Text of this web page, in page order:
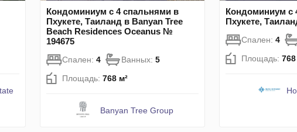
Кондоминиум с 4 спальнями в
Пхукете, Таиланд в Banyan Tree
Beach Residences Oceanus №
194675
Спален: 4 Ванных: 5
Площадь: 768 м²
Banyan Tree Group
Кондоминиум с
Пхукете,
Спален: 4
Площадь: